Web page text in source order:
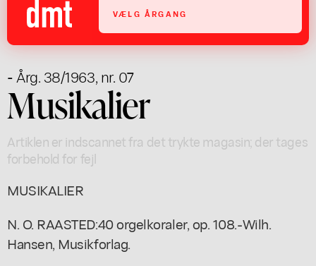
VÆLG ÅRGANG
- Årg. 38/1963, nr. 07
Musikalier
Artiklen er indscannet fra det trykte magasin; der tages
forbehold for fejl
MUSIKALIER
N. O. RAASTED:40 orgelkoraler, op. 108.-Wilh.
Hansen, Musikforlag.